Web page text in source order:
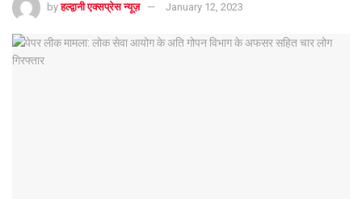
by हल्द्वानी एक्सप्रेस न्यूज़ January 12, 2023